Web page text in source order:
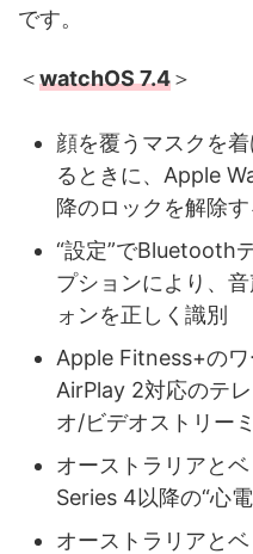
です。
＜watchOS 7.4＞
顔を覆うマスクを
るときに、Apple
降のロックを解除
“設定”でBluetooth
プションにより、
ォンを正しく識別
Apple Fitness+のワ
AirPlay 2対応のテ
オ/ビデオストリー
オーストラリアと
Series 4以降の“心
オーストラリアと